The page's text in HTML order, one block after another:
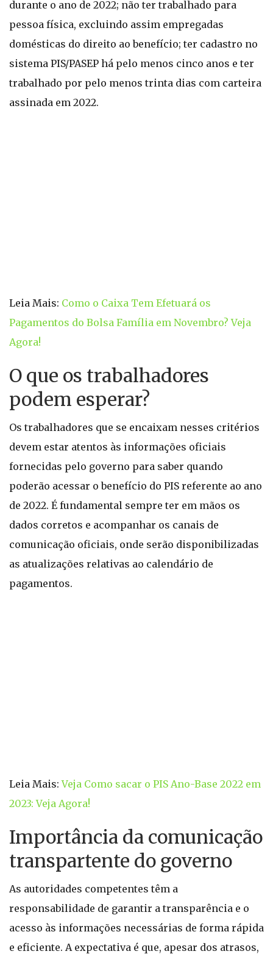
durante o ano de 2022; não ter trabalhado para
pessoa física, excluindo assim empregadas
domésticas do direito ao benefício; ter cadastro no
sistema PIS/PASEP há pelo menos cinco anos e ter
trabalhado por pelo menos trinta dias com carteira
assinada em 2022.
Leia Mais: Como o Caixa Tem Efetuará os
Pagamentos do Bolsa Família em Novembro? Veja
Agora!
O que os trabalhadores
podem esperar?
Os trabalhadores que se encaixam nesses critérios
devem estar atentos às informações oficiais
fornecidas pelo governo para saber quando
poderão acessar o benefício do PIS referente ao ano
de 2022. É fundamental sempre ter em mãos os
dados corretos e acompanhar os canais de
comunicação oficiais, onde serão disponibilizadas
as atualizações relativas ao calendário de
pagamentos.
Leia Mais:Veja Como sacar o PIS Ano-Base 2022 em
2023: Veja Agora!
Importância da comunicação
transpartente do governo
As autoridades competentes têm a
responsabilidade de garantir a transparência e o
acesso às informações necessárias de forma rápida
e eficiente. A expectativa é que, apesar dos atrasos,